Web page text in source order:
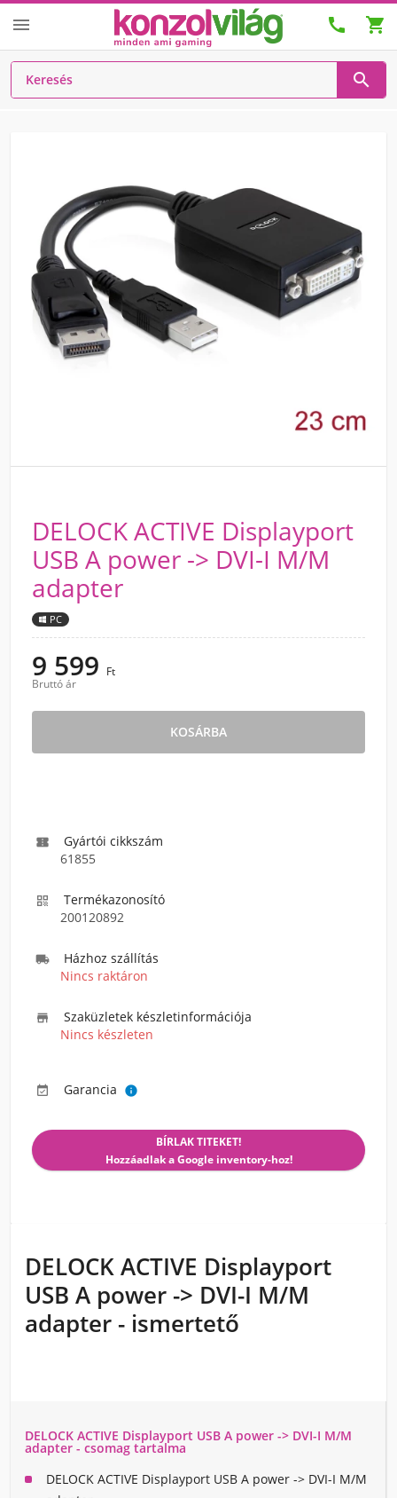
  

DELOCK ACTIVE Displayport
USB A power -> DVI-I M/M
adapter
PC
9 599 Ft
Bruttó ár
KOSÁRBA

Gyártói cikkszám
61855

Termékazonosító
200120892

Házhoz szállítás
Nincs raktáron

Szaküzletek készletinformációja
Nincs készleten
 Garancia 
BÍRLAK TITEKET!
Hozzáadlak a Google inventory-hoz!
DELOCK ACTIVE Displayport
USB A power -> DVI-I M/M
adapter - ismertető
DELOCK ACTIVE Displayport USB A power -> DVI-I M/M
adapter - csomag tartalma
DELOCK ACTIVE Displayport USB A power -> DVI-I M/M